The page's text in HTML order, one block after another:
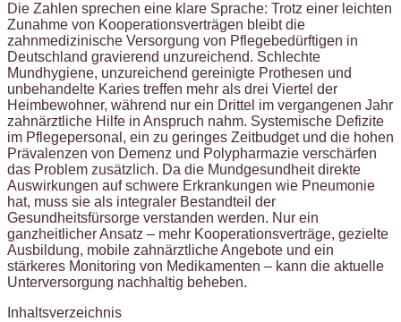
Die Zahlen sprechen eine klare Sprache: Trotz einer leichten
Zunahme von Kooperationsverträgen bleibt die
zahnmedizinische Versorgung von Pflegebedürftigen in
Deutschland gravierend unzureichend. Schlechte
Mundhygiene, unzureichend gereinigte Prothesen und
unbehandelte Karies treffen mehr als drei Viertel der
Heimbewohner, während nur ein Drittel im vergangenen Jahr
zahnärztliche Hilfe in Anspruch nahm. Systemische Defizite
im Pflegepersonal, ein zu geringes Zeitbudget und die hohen
Prävalenzen von Demenz und Polypharmazie verschärfen
das Problem zusätzlich. Da die Mundgesundheit direkte
Auswirkungen auf schwere Erkrankungen wie Pneumonie
hat, muss sie als integraler Bestandteil der
Gesundheitsfürsorge verstanden werden. Nur ein
ganzheitlicher Ansatz – mehr Kooperationsverträge, gezielte
Ausbildung, mobile zahnärztliche Angebote und ein
stärkeres Monitoring von Medikamenten – kann die aktuelle
Unterversorgung nachhaltig beheben.
Inhaltsverzeichnis